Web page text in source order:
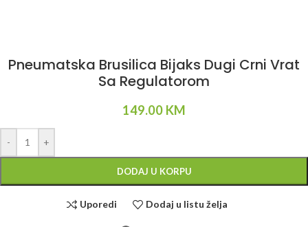
Pneumatska Brusilica Bijaks Dugi Crni Vrat
Sa Regulatorom
149.00 KM
- +
DODAJ U KORPU
Uporedi Dodaj u listu želja